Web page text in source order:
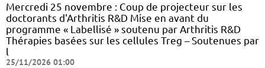
Mercredi 25 novembre : Coup de projecteur sur les
doctorants d'Arthritis R&D Mise en avant du
programme « Labellisé » soutenu par Arthritis R&D
Thérapies basées sur les cellules Treg – Soutenues par
l
25/11/2026 01:00